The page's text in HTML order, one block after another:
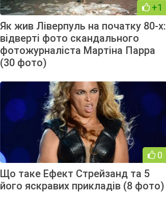
+1
Як жив Ліверпуль на початку 80-х:
відверті фото скандального
фотожурналіста Мартіна Парра
(30 фото)
0
Що таке Ефект Стрейзанд та 5
його яскравих прикладів (8 фото)